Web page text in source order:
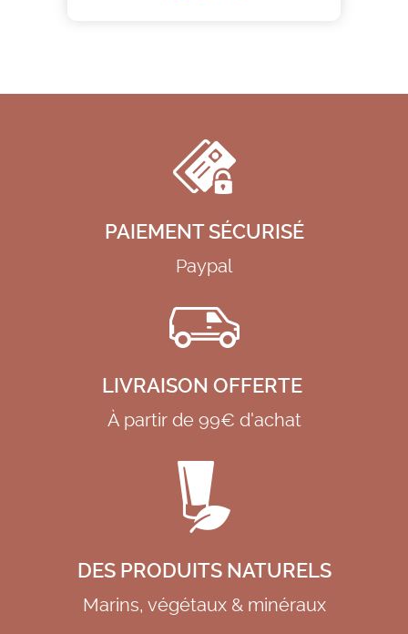
PAIEMENT SÉCURISÉ
Paypal
LIVRAISON OFFERTE
À partir de 99€ d'achat
DES PRODUITS NATURELS
Marins, végétaux & minéraux